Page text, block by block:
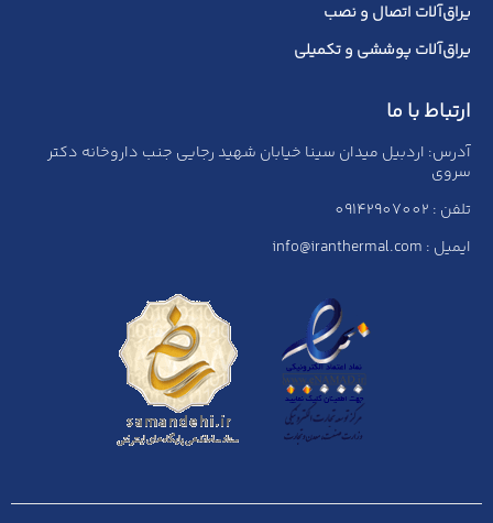
یراق‌آلات اتصال و نصب
یراق‌آلات پوششی و تکمیلی
ارتباط با ما
آدرس: اردبیل میدان سینا خیابان شهید رجایی جنب داروخانه دکتر
سروی
تلفن : 09142907002
ایمیل : info@iranthermal.com